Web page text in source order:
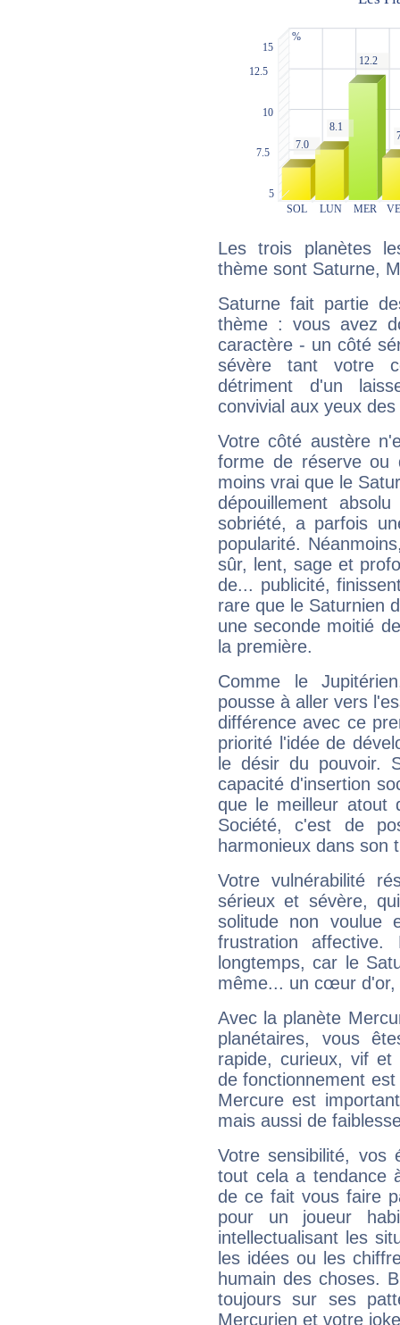
Les trois planètes
thème sont Saturne,
Saturne fait partie
thème : vous avez
caractère - un côté
sévère tant votre
détriment d'un
convivial aux yeux
Votre côté austère
forme de réserve
moins vrai que le
dépouillement
sobriété, a parfois
popularité.
sûr, lent, sage et
de... publicité,
rare que le Saturnien
une seconde moitié
la première.
Comme le
pousse à aller vers
différence avec ce
priorité l'idée de
le désir du pouvoir.
capacité d'insertion
que le meilleur atout
Société, c'est de
harmonieux dans son
Votre vulnérabilité
sérieux et sévère,
solitude non voulue
frustration
longtemps, car le
même... un cœur d'or,
Avec la planète
planétaires, vous
rapide, curieux, vif et
de fonctionnement
Mercure est
mais aussi de
Votre sensibilité,
tout cela a tendance
de ce fait vous faire
pour un joueur
intellectualisant les
les idées ou les
humain des choses.
toujours sur ses
Mercurien et votre